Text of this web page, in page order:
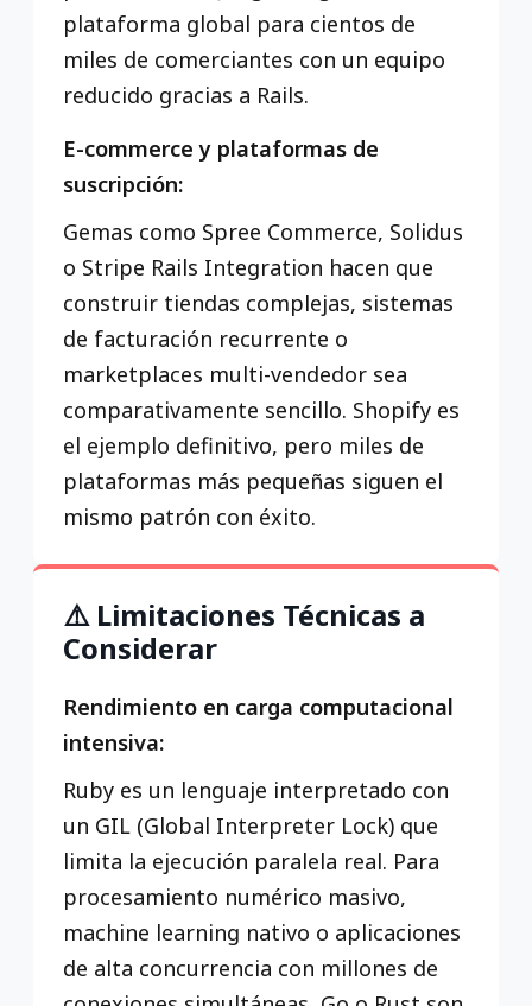
plataforma global para cientos de
miles de comerciantes con un equipo
reducido gracias a Rails.
E-commerce y plataformas de
suscripción:
Gemas como Spree Commerce, Solidus
o Stripe Rails Integration hacen que
construir tiendas complejas, sistemas
de facturación recurrente o
marketplaces multi-vendedor sea
comparativamente sencillo. Shopify es
el ejemplo definitivo, pero miles de
plataformas más pequeñas siguen el
mismo patrón con éxito.
⚠️ Limitaciones Técnicas a
Considerar
Rendimiento en carga computacional
intensiva:
Ruby es un lenguaje interpretado con
un GIL (Global Interpreter Lock) que
limita la ejecución paralela real. Para
procesamiento numérico masivo,
machine learning nativo o aplicaciones
de alta concurrencia con millones de